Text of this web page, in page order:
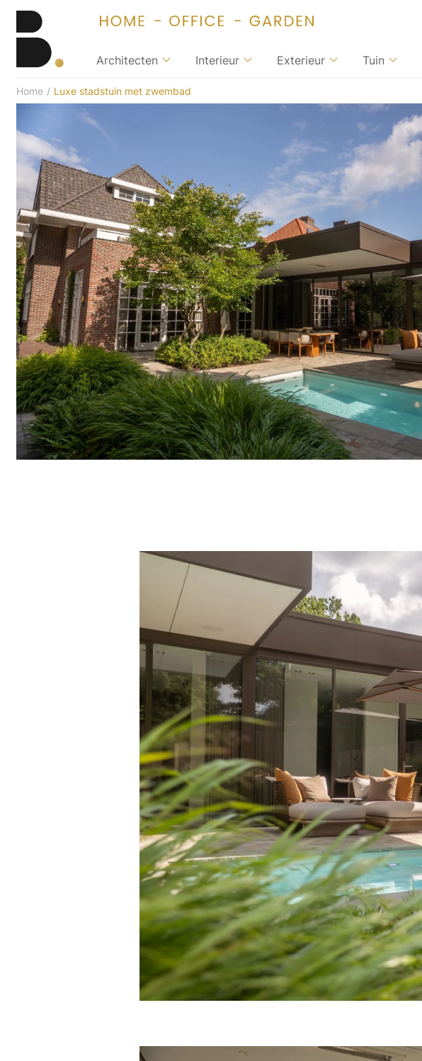
Architecten Interieur Exterieur Tuin
Home / Luxe stadstuin met zwembad